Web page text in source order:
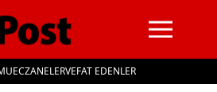
ECZANELERVEFAT EDENLER